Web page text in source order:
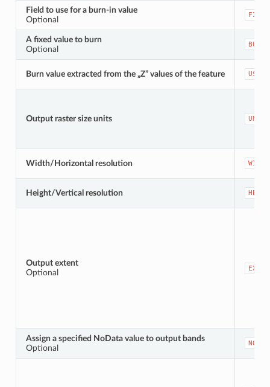
Field to use for a burn-in value
Optional
FIELD
A fixed value to burn
Optional
BURN
Burn value extracted from the „Z” values of the feature USE_Z
Output raster size units UNITS
Width/Horizontal resolution WIDTH
Height/Vertical resolution
Output extent
Optional
Assign a specified NoData value to output bands
Optional